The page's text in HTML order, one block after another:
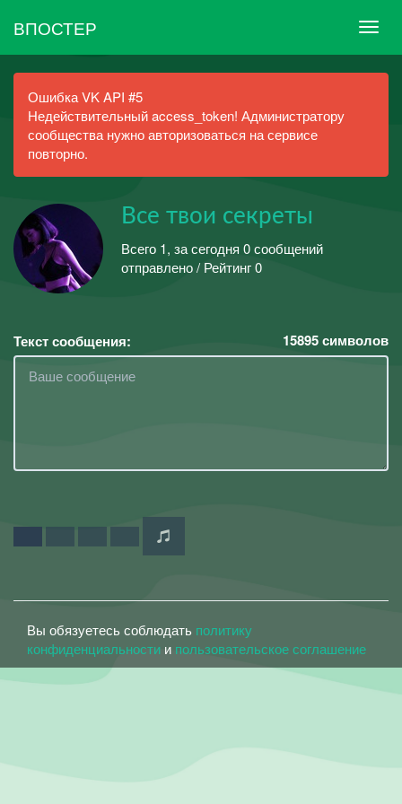
ВПОСТЕР
Ошибка VK API #5
Недействительный access_token! Администратору
сообщества нужно авторизоваться на сервисе
повторно.
Все твои секреты
Всего 1, за сегодня 0 сообщений
отправлено / Рейтинг 0
Текст сообщения: 15895символов
Вы обязуетесь соблюдать политику
конфиденциальности и пользовательское соглашение